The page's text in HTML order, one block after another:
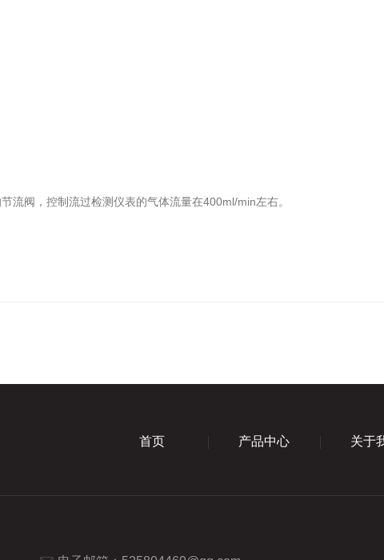
流阀，控制流过检测仪表的气体流量在400ml/min左右。
首页 产品中心 关于